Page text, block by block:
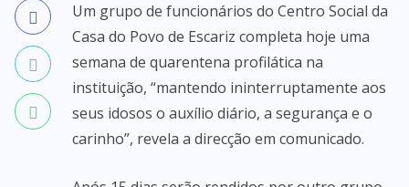
Um grupo de funcionários do Centro Social da
Casa do Povo de Escariz completa hoje uma
semana de quarentena profilática na
instituição, “mantendo ininterruptamente aos
seus idosos o auxílio diário, a segurança e o
carinho”, revela a direcção em comunicado.